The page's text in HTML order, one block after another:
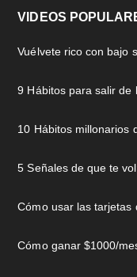
VIDEOS
Vuélvete rico con bajo
9 Hábitos para salir de
10 Hábitos millonarios
5 Señales de que te
Cómo usar las tarjetas
Cómo ganar $1000/